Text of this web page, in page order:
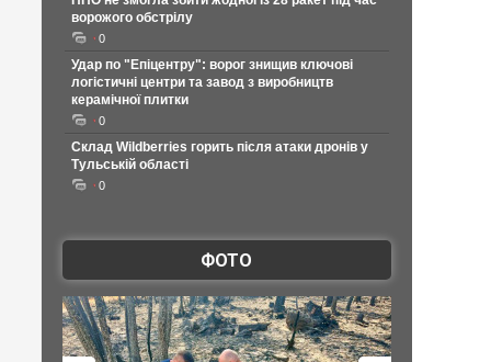
ворожого обстрілу
0
Удар по "Епіцентру": ворог знищив ключові
логістичні центри та завод з виробництв
керамічної плитки
0
Склад Wildberries горить після атаки дронів у
Тульській області
0
ФОТО